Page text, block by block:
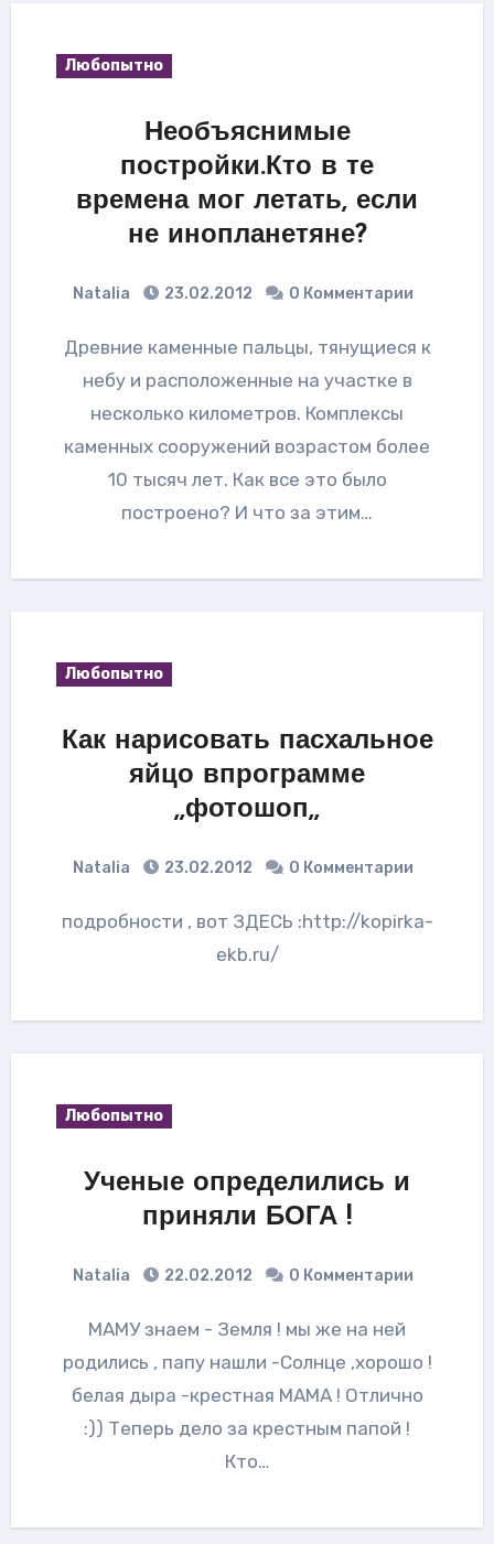
Любопытно
Необъяснимые
постройки.Кто в те
времена мог летать, если
не инопланетяне?
Natalia 23.02.2012 0 Комментарии
Древние каменные пальцы, тянущиеся к
небу и расположенные на участке в
несколько километров. Комплексы
каменных сооружений возрастом более
10 тысяч лет. Как все это было
построено? И что за этим…
Любопытно
Как нарисовать пасхальное
яйцо впрограмме
,,фотошоп,,
Natalia 23.02.2012 0 Комментарии
подробности , вот ЗДЕСЬ :http://kopirka-
ekb.ru/
Любопытно
Ученые определились и
приняли БОГА !
Natalia 22.02.2012 0 Комментарии
МАМУ знаем - Земля ! мы же на ней
родились , папу нашли -Солнце ,хорошо !
белая дыра -крестная МАМА ! Отлично
:)) Теперь дело за крестным папой !
Кто…